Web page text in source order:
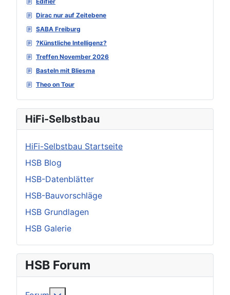
Dirac nur auf Zeitebene
SABA Freiburg
?Künstliche Intelligenz?
Treffen November 2026
Basteln mit Bliesma
Theo on Tour
HiFi-Selbstbau
HiFi-Selbstbau Startseite
HSB Blog
HSB-Datenblätter
HSB-Bauvorschläge
HSB Grundlagen
HSB Galerie
HSB Forum